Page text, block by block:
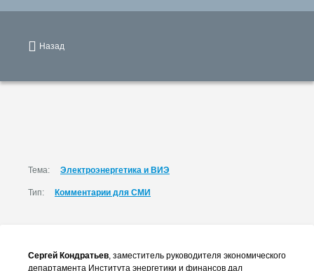
Назад
Тема: Электроэнергетика и ВИЭ
Тип: Комментарии для СМИ
Сергей Кондратьев, заместитель руководителя экономического
департамента Института энергетики и финансов дал